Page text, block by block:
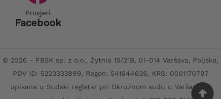
Provjeri
Facebook
© 2026 - FBSK sp. z o.o., Żytnia 15/21B, 01-014 Varšava, Poljska,
PDV ID: 5223333899, Regon: 541644626, KRS: 0001170797
upisana u Sudski registar pri Okružnom sudu u Varšavi, XII